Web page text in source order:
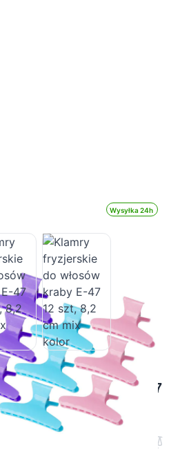
Wysyłka 24h
do włosów kraby E-47
kolor